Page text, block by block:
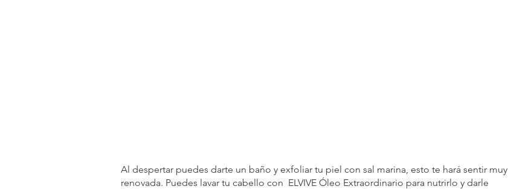
Al despertar puedes darte un baño y exfoliar tu piel con sal marina, esto te hará sentir muy
renovada. Puedes lavar tu cabello con  ELVIVE Óleo Extraordinario para nutrirlo y darle